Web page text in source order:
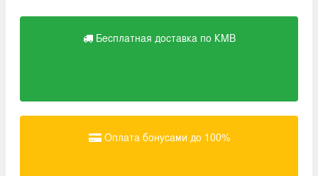
Бесплатная доставка по КМВ
Оплата бонусами до 100%